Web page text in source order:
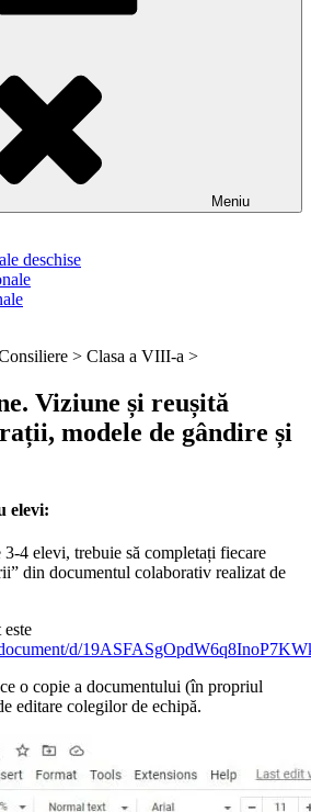
Meniu
deschise
> Clasa a VIII-a >
Viziune și reușită
modele de gândire și
elevi:
4 elevi, trebuie să completați fiecare
din documentul colaborativ realizat de
d/
o copie a documentului (în propriul
editare colegilor de echipă.